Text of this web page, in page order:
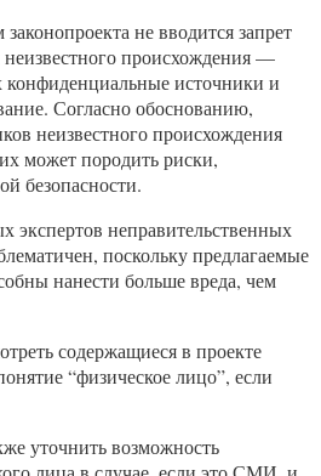
не вводится запрет
происхождения —
конфиденциальные источники и
Согласно обоснованию,
неизвестного происхождения
может породить риски,
безопасности.
неправительственных
поскольку предлагаемые
нанести больше вреда, чем
содержащиеся в проекте
“физическое лицо”, если
уточнить возможность